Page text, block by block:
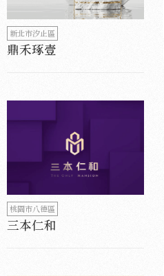
新北市汐止區
鼎禾琢壹
桃園市八德區
三本仁和